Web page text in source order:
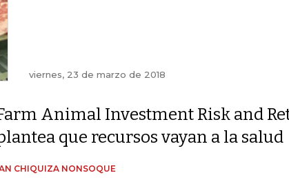
viernes, 23 de marzo de 2018
Animal Investment Risk and
que recursos vayan a la salud
CHIQUIZA NONSOQUE